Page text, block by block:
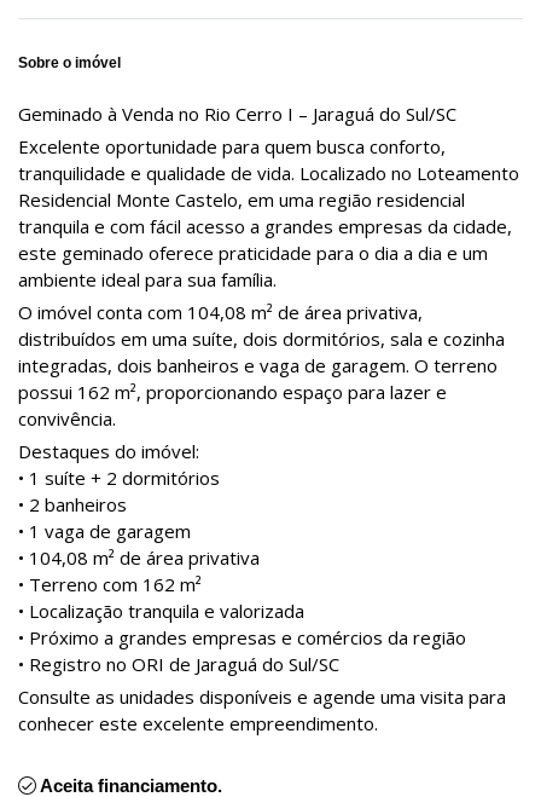
Sobre o imóvel
Geminado à Venda no Rio Cerro I – Jaraguá do Sul/SC
Excelente oportunidade para quem busca conforto,
tranquilidade e qualidade de vida. Localizado no Loteamento
Residencial Monte Castelo, em uma região residencial
tranquila e com fácil acesso a grandes empresas da cidade,
este geminado oferece praticidade para o dia a dia e um
ambiente ideal para sua família.
O imóvel conta com 104,08 m² de área privativa,
distribuídos em uma suíte, dois dormitórios, sala e cozinha
integradas, dois banheiros e vaga de garagem. O terreno
possui 162 m², proporcionando espaço para lazer e
convivência.
Destaques do imóvel:
• 1 suíte + 2 dormitórios
• 2 banheiros
• 1 vaga de garagem
• 104,08 m² de área privativa
• Terreno com 162 m²
• Localização tranquila e valorizada
• Próximo a grandes empresas e comércios da região
• Registro no ORI de Jaraguá do Sul/SC
Consulte as unidades disponíveis e agende uma visita para
conhecer este excelente empreendimento.
Aceita financiamento.